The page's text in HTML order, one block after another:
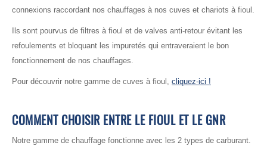
connexions raccordant nos chauffages à nos cuves et chariots à fioul.
Ils sont pourvus de filtres à fioul et de valves anti-retour évitant les
refoulements et bloquant les impuretés qui entraveraient le bon
fonctionnement de nos chauffages.
Pour découvrir notre gamme de cuves à fioul, cliquez-ici !
COMMENT CHOISIR ENTRE LE FIOUL ET LE GNR
Notre gamme de chauffage fonctionne avec les 2 types de carburant.